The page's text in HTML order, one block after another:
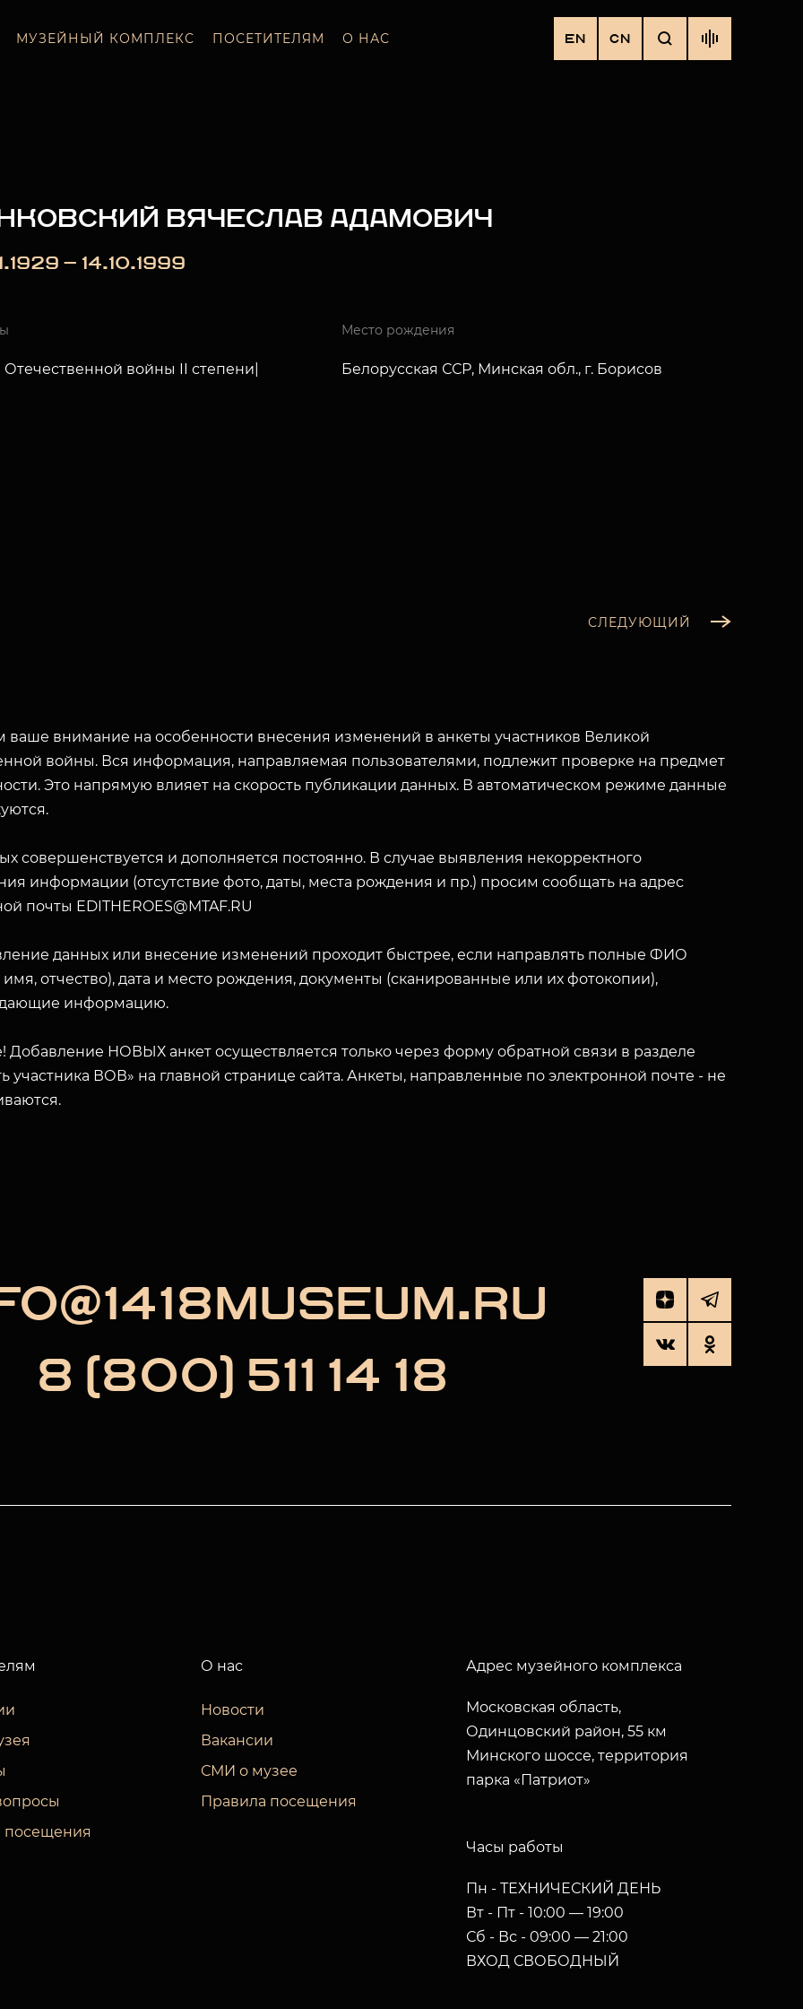
МУЗЕЙНЫЙ КОМПЛЕКС ПОСЕТИТЕЛЯМ О НАС EN CN
ВЯЧЕСЛАВ АДАМОВИЧ
— 14.10.1999
войны II степени|
Место рождения
Белорусская ССР, Минская обл., г. Борисов
СЛЕДУЮЩИЙ
внимание на особенности внесения изменений в анкеты участников Великой
войны. Вся информация, направляемая пользователями, подлежит проверке на предмет
Это напрямую влияет на скорость публикации данных. В автоматическом режиме данные
совершенствуется и дополняется постоянно. В случае выявления некорректного
информации (отсутствие фото, даты, места рождения и пр.) просим сообщать на адрес
почты EDITHEROES@MTAF.RU
данных или внесение изменений проходит быстрее, если направлять полные ФИО
отчество), дата и место рождения, документы (сканированные или их фотокопии),
информацию.
Добавление НОВЫХ анкет осуществляется только через форму обратной связи в разделе
участника ВОВ» на главной странице сайта. Анкеты, направленные по электронной почте - не
8 (800) 511 14 18
посещения
О нас
Новости
Вакансии
СМИ о музее
Правила посещения
Адрес музейного комплекса
Московская область,
Одинцовский район, 55 км
Минского шоссе, территория
парка «Патриот»
Часы работы
Пн - ТЕХНИЧЕСКИЙ ДЕНЬ
Вт - Пт - 10:00 — 19:00
Сб - Вс - 09:00 — 21:00
ВХОД СВОБОДНЫЙ